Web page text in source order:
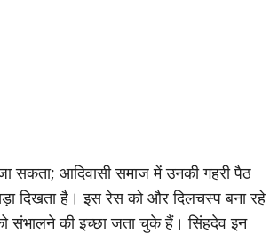
सकता; आदिवासी समाज में उनकी गहरी पैठ
दिखता है। इस रेस को और दिलचस्प बना रहे
संभालने की इच्छा जता चुके हैं। सिंहदेव इन